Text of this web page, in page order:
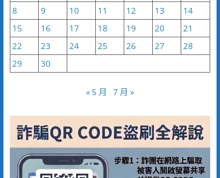
8
9 10 11 12 13
14
15
16 17 18 19 20
21
22
23 24 25 26 27
28
29
30
« 5 月 7 月 »